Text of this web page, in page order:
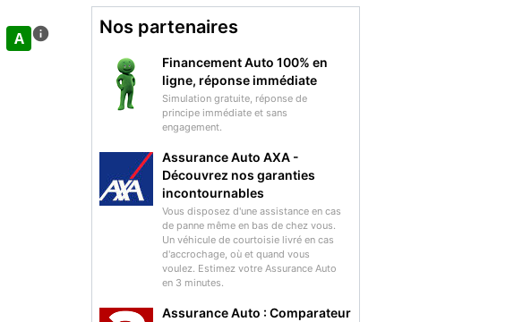
A info Nos partenaires
Financement Auto 100% en
ligne, réponse immédiate
Simulation gratuite, réponse de
principe immédiate et sans
engagement.
Assurance Auto AXA -
Découvrez nos garanties
incontournables
Vous disposez d'une assistance en cas
de panne même en bas de chez vous.
Un véhicule de courtoisie livré en cas
d'accrochage, où et quand vous
voulez. Estimez votre Assurance Auto
en 3 minutes.
Assurance Auto : Comparateur